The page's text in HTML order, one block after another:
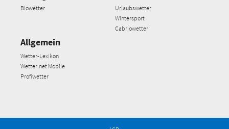
Biowetter
Urlaubswetter
Wintersport
Cabriowetter
Allgemein
Wetter-Lexikon
Wetter.net Mobile
Profiwetter